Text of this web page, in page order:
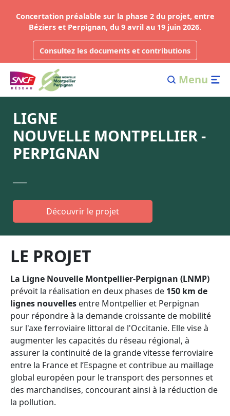
Concertation préalable sur la phase 2 du projet, entre
Béziers et Perpignan, du 9 avril au 19 juin 2026.
Consultez les documents et contributions
Menu
LIGNE
NOUVELLE MONTPELLIER -
PERPIGNAN
Découvrir le projet
LE PROJET
La Ligne Nouvelle Montpellier-Perpignan (LNMP)
prévoit la réalisation en deux phases de 150 km de
lignes nouvelles entre Montpellier et Perpignan
pour répondre à la demande croissante de mobilité
sur l'axe ferroviaire littoral de l'Occitanie. Elle vise à
augmenter les capacités du réseau régional, à
assurer la continuité de la grande vitesse ferroviaire
entre la France et l’Espagne et contribue au maillage
global européen pour le transport des personnes et
des marchandises, concourant ainsi à la réduction de
la pollution.